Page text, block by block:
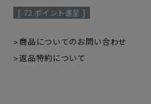
[ 72 ポイント進呈 ]
商品についてのお問い合わせ
返品特約について